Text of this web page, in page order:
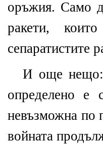
оръжия. Само
ракети,
сепаратистите
И още нещо:
определено е
невъзможна по
войната